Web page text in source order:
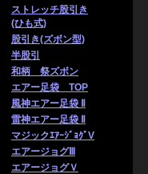
ストレッチ股引き
(ひも式)
股引き(ズボン型)
半股引
和柄 祭ズボン
エアー足袋 TOP
風神エアー足袋 Ⅱ
雷神エアー足袋 Ⅱ
マジックｴｱｰｼﾞｮｸﾞV
エアージョグⅢ
エアージョグＶ